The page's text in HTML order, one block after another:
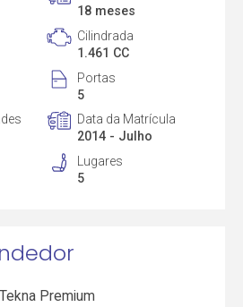
18 meses
Cilindrada
1.461 CC
Portas
5
Data da Matrícula
2014 - Julho
Lugares
5
Premium